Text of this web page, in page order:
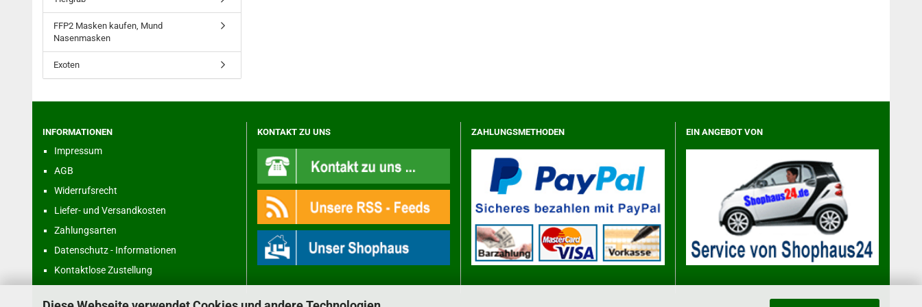
FFP2 Masken kaufen, Mund
Nasenmasken
Exoten
INFORMATIONEN
Impressum
AGB
Widerrufsrecht
Liefer- und Versandkosten
Zahlungsarten
Datenschutz - Informationen
Kontaktlose Zustellung
KONTAKT ZU UNS ZAHLUNGSMETHODEN EIN ANGEBOT VON